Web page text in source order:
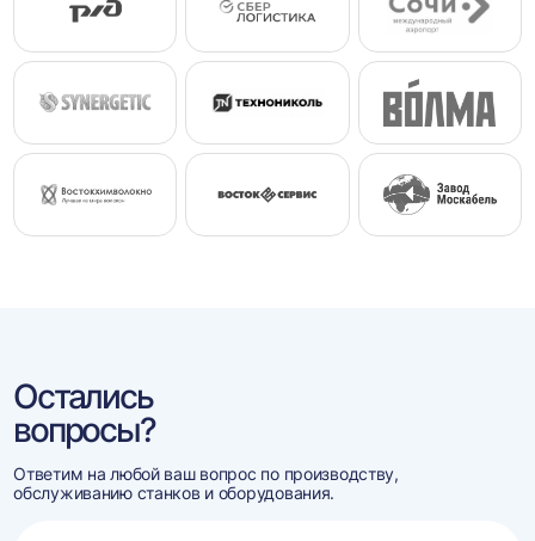
Остались
вопросы?
Ответим на любой ваш вопрос по производству,
обслуживанию станков и оборудования.